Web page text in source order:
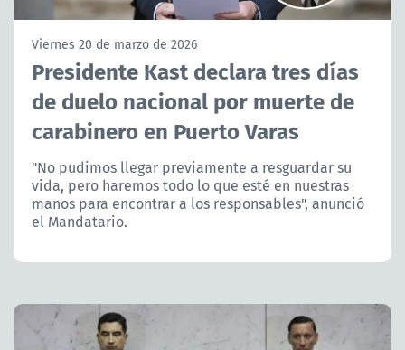
ACTUALIDAD Y TENDENCIAS
CORPORATIVO Y TRANSPARENCIA
CANAL DE DENUNCIAS
ÁREA DE PROYECTOS
Viernes 20 de marzo de 2026
Presidente Kast declara tres días
de duelo nacional por muerte de
carabinero en Puerto Varas
"No pudimos llegar previamente a resguardar su
vida, pero haremos todo lo que esté en nuestras
manos para encontrar a los responsables", anunció
el Mandatario.